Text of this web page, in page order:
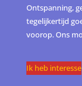
Ontspanning,
tegelijkertijd
voorop. Ons
Ik heb interesse